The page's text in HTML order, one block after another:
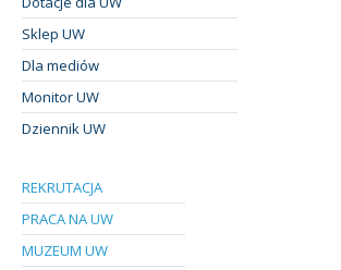
Sklep UW
Dla mediów
Monitor UW
Dziennik UW
REKRUTACJA
PRACA NA UW
MUZEUM UW